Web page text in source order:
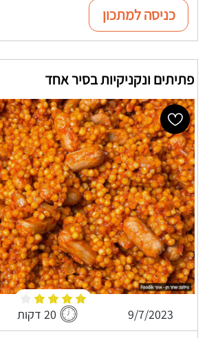
כניסה למתכון
פתיתים ונקניקיות בסיר אחד
9/7/2023 20 דקות